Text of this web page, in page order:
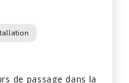
de passage dans la